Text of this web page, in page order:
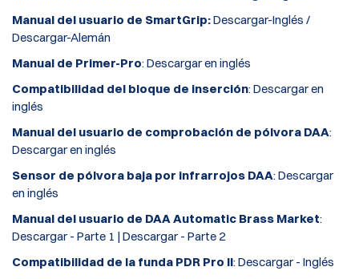
Manual del usuario de SmartGrip:Descargar-Inglés /
Descargar-Alemán
Manual de Primer-Pro: Descargar en inglés
Compatibilidad del bloque de inserción: Descargar en
inglés
Manual del usuario de comprobación de pólvora DAA:
Descargar en inglés
Sensor de pólvora baja por infrarrojos DAA: Descargar
en inglés
Manual del usuario de DAA Automatic Brass Market:
Descargar - Parte 1 | Descargar - Parte 2
Compatibilidad de la funda PDR Pro II: Descargar - Inglés